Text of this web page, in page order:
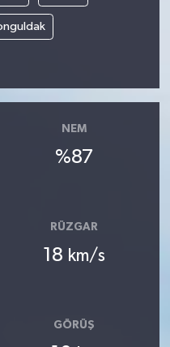
NEM
%87
RÜZGAR
18 km/s
GÖRÜŞ